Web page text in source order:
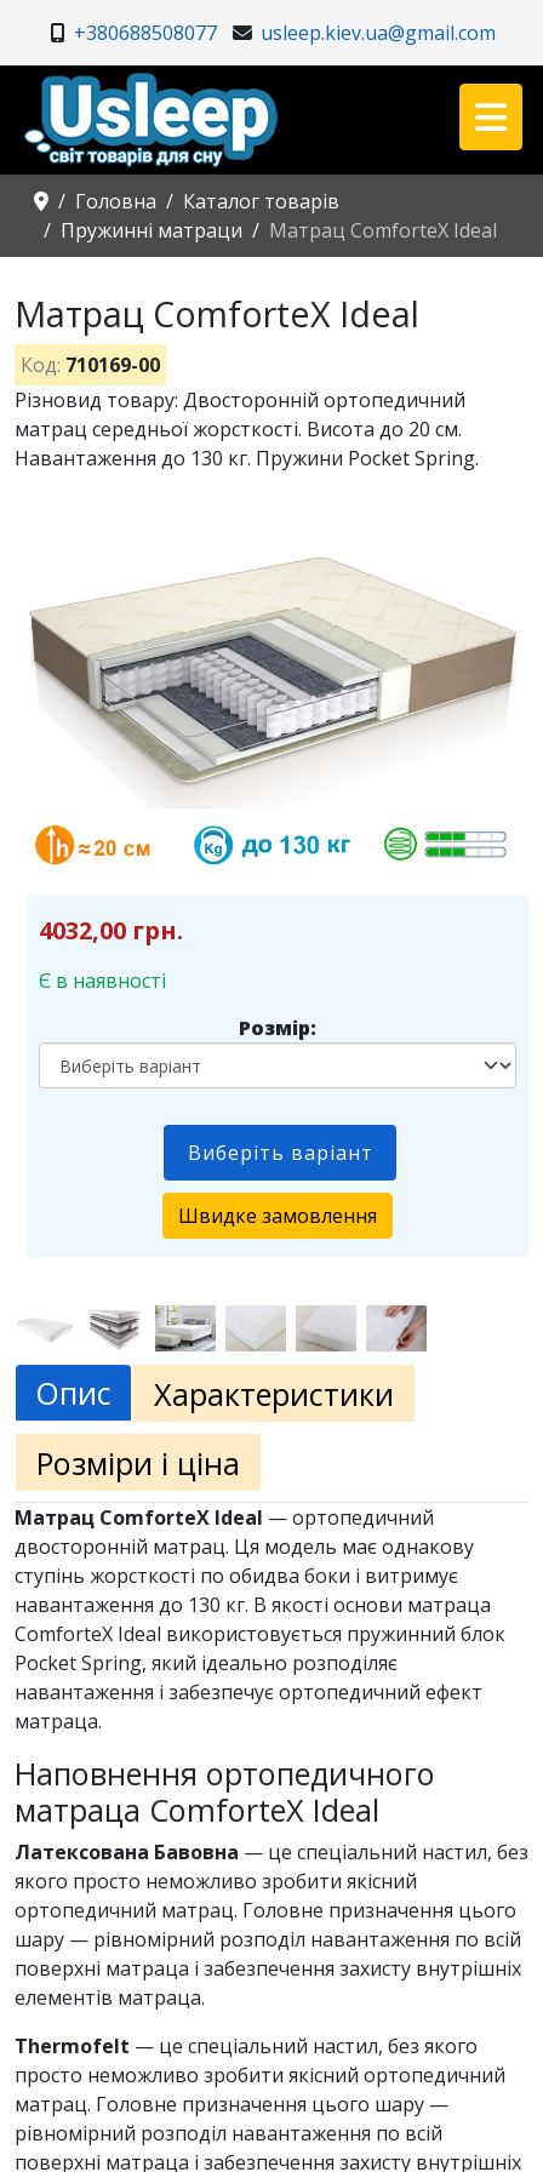
+380688508077 usleep.kiev.ua@gmail.com
Головна
Каталог товарів
Пружинні матраци
Матрац ComforteX Ideal
Матрац ComforteX Ideal
Код: 710169-00
Різновид товару: Двосторонній ортопедичний
матрац середньої жорсткості. Висота до 20 см.
Навантаження до 130 кг. Пружини Pocket Spring.
4032,00 грн.
Є в наявності
Розмір:
Виберіть варіант
Швидке замовлення
Опис
Характеристики
Розміри і ціна
Матрац ComforteX Ideal — ортопедичний
двосторонній матрац. Ця модель має однакову
ступінь жорсткості по обидва боки і витримує
навантаження до 130 кг. В якості основи матраца
ComforteX Ideal використовується пружинний блок
Pocket Spring, який ідеально розподіляє
навантаження і забезпечує ортопедичний ефект
матраца.
Наповнення ортопедичного
матраца ComforteX Ideal
Латексована Бавовна — це спеціальний настил, без
якого просто неможливо зробити якісний
ортопедичний матрац. Головне призначення цього
шару — рівномірний розподіл навантаження по всій
поверхні матраца і забезпечення захисту внутрішніх
елементів матраца.
Thermofelt — це спеціальний настил, без якого
просто неможливо зробити якісний ортопедичний
матрац. Головне призначення цього шару —
рівномірний розподіл навантаження по всій
поверхні матраца і забезпечення захисту внутрішніх